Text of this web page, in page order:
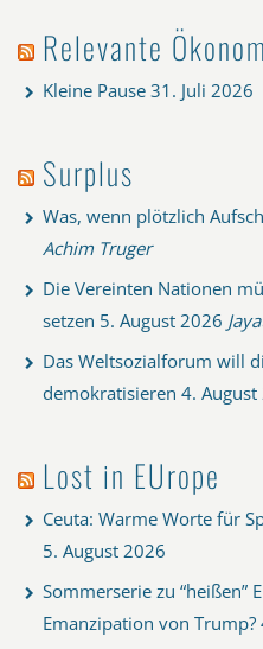
Relevante
Kleine Pause 31. Juli 2026
Surplus
Was, wenn plötzlich
Achim Truger
Die Vereinten Nationen
setzen 5. August 2026
Das Weltsozialforum will
demokratisieren 4. August
Lost in EUrope
Ceuta: Warme Worte für
5. August 2026
Sommerserie zu “heißen”
Emanzipation von Trump?